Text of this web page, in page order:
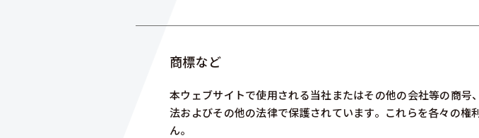
商標など
本ウェブサイトで使用される当社またはその他の会社等の商
法およびその他の法律で保護されています。これらを各々の
ん。